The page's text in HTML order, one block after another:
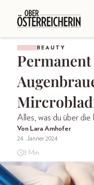
BEAUTY
Alles, was du über die
Von Lara Amhofer
24. Jänner 2024
3 Min.